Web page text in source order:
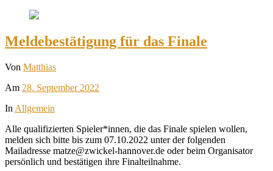
Meldebestätigung für das Finale
Von Matthias
Am 28. September 2022
In Allgemein
Alle qualifizierten Spieler*innen, die das Finale spielen wollen,
melden sich bitte bis zum 07.10.2022 unter der folgenden
Mailadresse matze@zwickel-hannover.de oder beim Organisator
persönlich und bestätigen ihre Finalteilnahme.